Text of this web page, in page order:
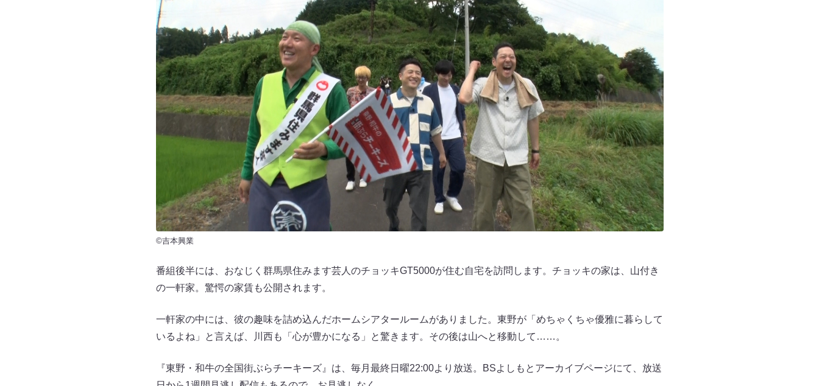
©吉本興業
番組後半には、おなじく群馬県住みます芸人のチョッキGT5000が住む自宅を訪問します。チョッキの家は、山付き
の一軒家。驚愕の家賃も公開されます。
一軒家の中には、彼の趣味を詰め込んだホームシアタールームがありました。東野が「めちゃくちゃ優雅に暮らして
いるよね」と言えば、川西も「心が豊かになる」と驚きます。その後は山へと移動して……。
『東野・和牛の全国街ぶらチーキーズ』は、毎月最終日曜22:00より放送。BSよしもとアーカイブページにて、放送